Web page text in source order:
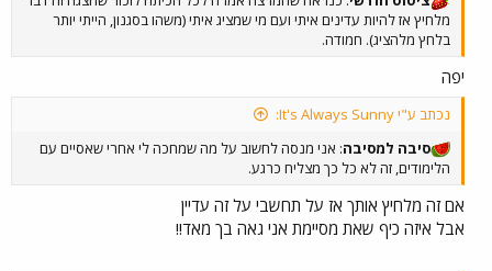
מלחיץ אז להיות עדינים איתי ועם מי שמציג איתי (משהו בסגנון, הייתי יותר
בלחץ מלהציג). חמודה.
יפה
נכתב ע"י It's Always Sunny:
סיבה למסיבה: אני מנסה לחשוב על מה שמחכה לי אחרי שאסיים עם
הלימודים, זה לא כל כך מצליח כרגע.
אם זה מלחיץ אותך אז על תחשבי על זה עדיין
אבל איזה כיף שאת מסיימת אני גאה בך מאד!!